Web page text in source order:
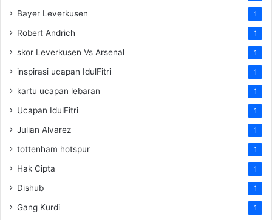
Bayer Leverkusen 1
Robert Andrich 1
skor Leverkusen Vs Arsenal 1
inspirasi ucapan IdulFitri 1
kartu ucapan lebaran 1
Ucapan IdulFitri 1
Julian Alvarez 1
tottenham hotspur 1
Hak Cipta 1
Dishub 1
Gang Kurdi 1